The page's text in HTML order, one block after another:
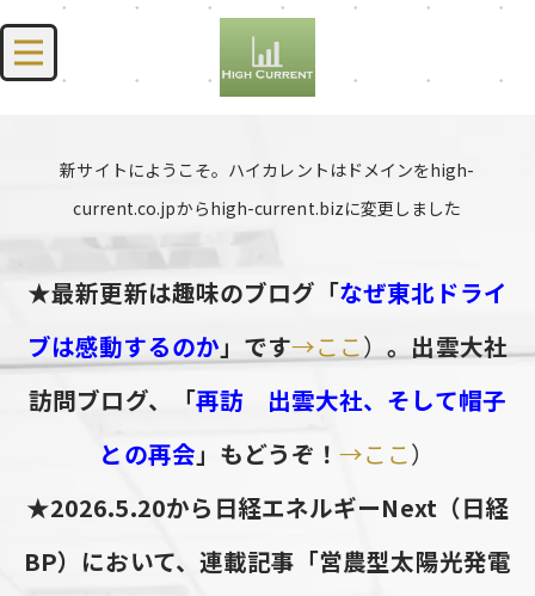
新サイトにようこそ。ハイカレントはドメインをhigh-
current.co.jpからhigh-current.bizに変更しました
★最新更新は趣味のブログ「なぜ東北ドライ
ブは感動するのか」です→ここ）。出雲大社
訪問ブログ、「再訪 出雲大社、そして帽子
との再会」もどうぞ！→ここ）
★2026.5.20から日経エネルギーNext（日経
BP）において、連載記事「営農型太陽光発電